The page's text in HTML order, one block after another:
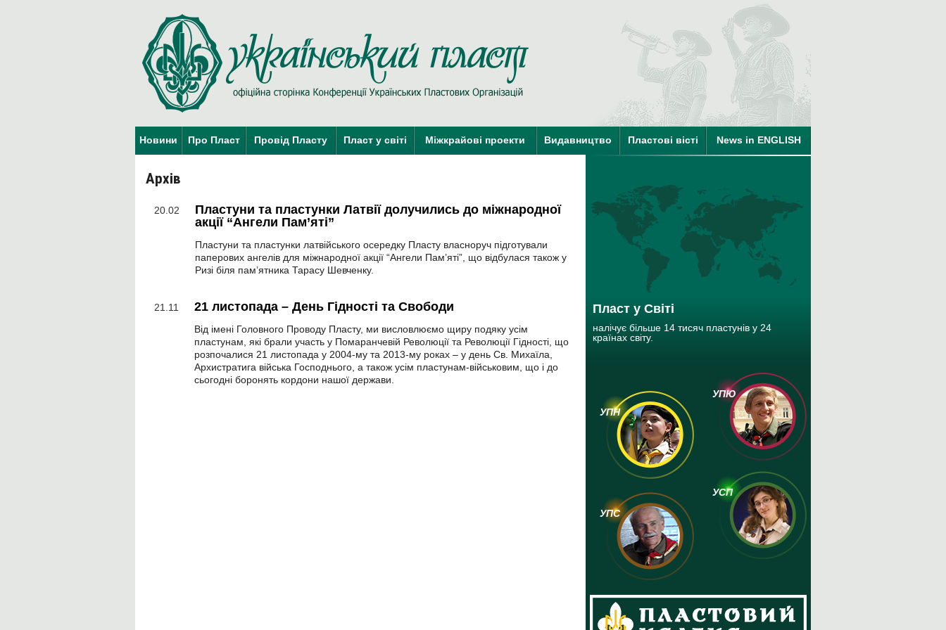
Новини Про Пласт Провід Пласту Пласт у світі Міжкрайові проекти Видавництво Пластові вісті News in ENGLISH
Архів
20.02
Пластуни та пластунки Латвії долучились до міжнародної
акції “Ангели Пам’яті”
Пластуни та пластунки латвійського осередку Пласту власноруч підготували
паперових ангелів для міжнародної акції “Ангели Пам’яті”, що відбулася також у
Ризі біля пам’ятника Тарасу Шевченку.
21.11 21 листопада – День Гідності та Свободи
Від імені Головного Проводу Пласту, ми висловлюємо щиру подяку усім
пластунам, які брали участь у Помаранчевій Революції та Революції Гідності, що
розпочалися 21 листопада у 2004-му та 2013-му роках – у день Св. Михаїла,
Архистратига війська Господнього, а також усім пластунам-військовим, що і до
сьогодні боронять кордони нашої держави.
Пласт у Світі
налічує більше 14 тисяч пластунів у 24
країнах світу.
Пласт у Світі
краї-члени КУПО краї-кандидати на членство в КУПО
УПН
УПЮ
УСП
УПС